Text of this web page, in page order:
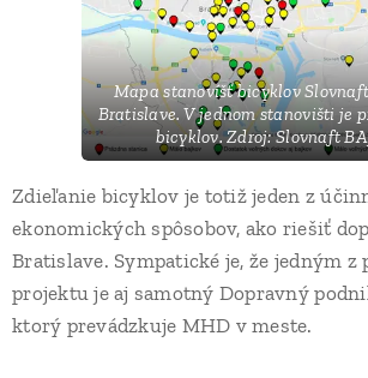
Mapa stanovíšť bicyklov
Bratislave. V jednom stanovišti je
bicyklov. Zdroj: Slovnaft
Zdieľanie bicyklov je totiž jeden z
ekonomických spôsobov, ako riešiť
Bratislave. Sympatické je, že jedným z
projektu je aj samotný Dopravný
ktorý prevádzkuje MHD v meste.